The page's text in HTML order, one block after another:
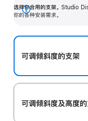
选择你合用的支架。 Studio
你的各种安装需求。
展
可调倾斜度的支架
可调倾斜度及高‍度